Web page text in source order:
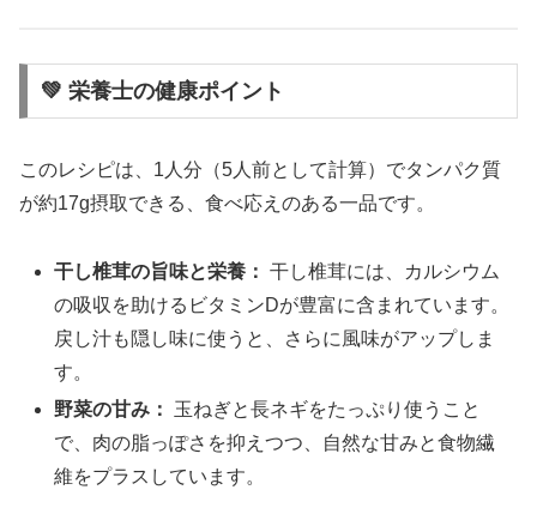
💚 栄養士の健康ポイント
このレシピは、1人分（5人前として計算）でタンパク質
が約17g摂取できる、食べ応えのある一品です。
干し椎茸の旨味と栄養： 干し椎茸には、カルシウム
の吸収を助けるビタミンDが豊富に含まれています。
戻し汁も隠し味に使うと、さらに風味がアップしま
す。
野菜の甘み：
玉ねぎと長ネギをたっぷり使うこと
で、肉の脂っぽさを抑えつつ、自然な甘みと食物繊
維をプラスしています。